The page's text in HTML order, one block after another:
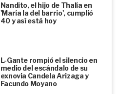
Nandito, el hijo de Thalía en
'María la del barrio', cumplió
40 y así está hoy
L-Gante rompió el silencio en
medio del escándalo de su
exnovia Candela Arizaga y
Facundo Moyano